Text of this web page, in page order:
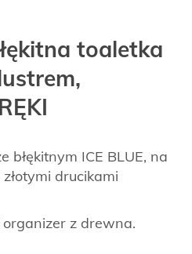
toaletka
błękitnym ICE BLUE, na
drucikami
z drewna.